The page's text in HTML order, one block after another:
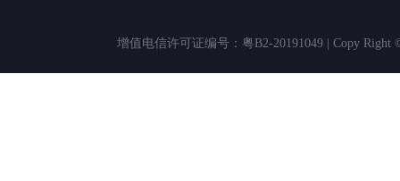
增值电信许可证编号：粤B2-20191049 | Copy